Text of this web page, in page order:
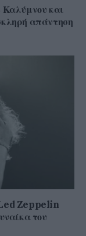
Καλύμνου και
απάντηση
Zeppelin
του